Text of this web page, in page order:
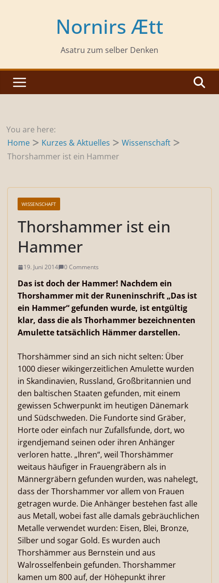
Nornirs Ætt
Asatru zum selber Denken
You are here:
Home
Kurzes & Aktuelles
Wissenschaft
Thorshammer ist ein Hammer
WISSENSCHAFT
Thorshammer ist ein
Hammer
19. Juni 2014 0 Comments
Das ist doch der Hammer! Nachdem ein
Thorshammer mit der Runeninschrift „Das ist
ein Hammer“ gefunden wurde, ist entgültig
klar, dass die als Thorhammer bezeichnenten
Amulette tatsächlich Hämmer darstellen.
Thorshämmer sind an sich nicht selten: Über
1000 dieser wikingerzeitlichen Amulette wurden
in Skandinavien, Russland, Großbritannien und
den baltischen Staaten gefunden, mit einem
gewissen Schwerpunkt im heutigen Dänemark
und Südschweden. Die Fundorte sind Gräber,
Horte oder einfach nur Zufallsfunde, dort, wo
irgendjemand seinen oder ihren Anhänger
verloren hatte. „Ihren“, weil Thorshämmer
weitaus häufiger in Frauengräbern als in
Männergräbern gefunden wurden, was nahelegt,
dass der Thorshammer vor allem von Frauen
getragen wurde. Die Anhänger bestehen fast alle
aus Metall, wobei fast alle damals gebräuchlichen
Metalle verwendet wurden: Eisen, Blei, Bronze,
Silber und sogar Gold. Es wurden auch
Thorshämmer aus Bernstein und aus
Walrosselfenbein gefunden. Thorshammer
kamen um 800 auf, der Höhepunkt ihrer